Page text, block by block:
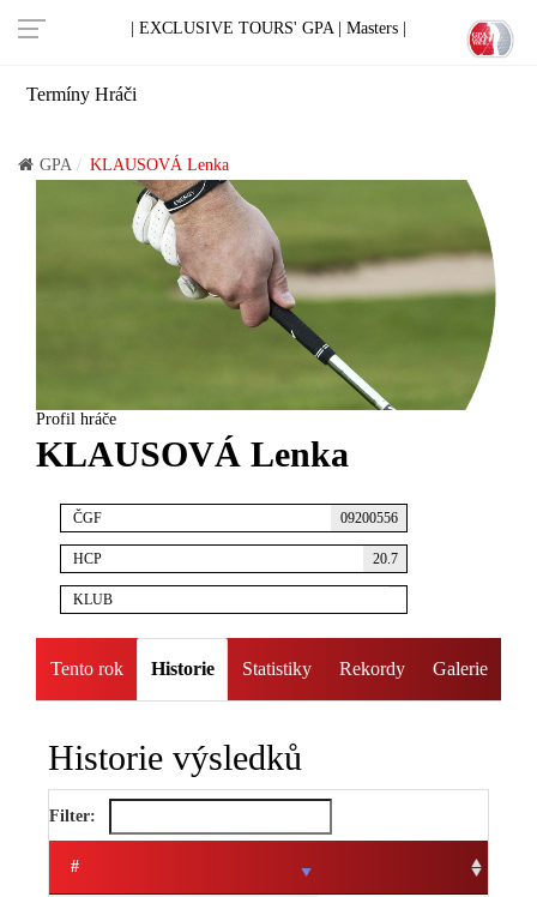
| EXCLUSIVE TOURS' GPA | Masters |
Termíny Hráči
GPA KLAUSOVÁ Lenka
Profil hráče
KLAUSOVÁ Lenka
ČGF 09200556
HCP 20.7
KLUB
Tento rok Historie Statistiky Rekordy Galerie
Historie výsledků
Filter:
#